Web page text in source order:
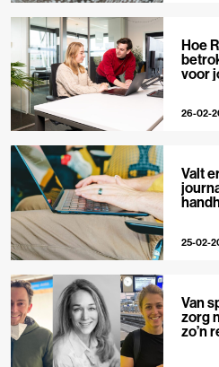
Hoe
voor
26-02-
Valt
25-02-
Van
zorg
zo’n